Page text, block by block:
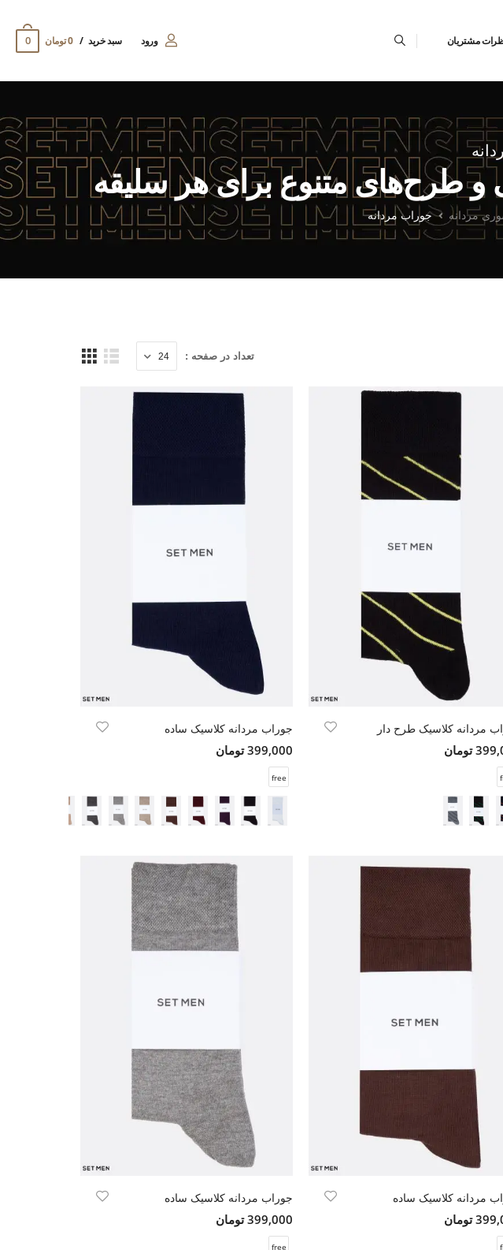
مشتریان ورود سبد خرید 0 تومان 0
طرح‌های متنوع برای هر سلیقه
مردانه جوراب مردانه
تعداد در صفحه :
مردانه کلاسیک طرح دار
تومان
جوراب مردانه کلاسیک ساده
399,000 تومان
free
مردانه کلاسیک ساده
تومان
جوراب مردانه کلاسیک ساده
399,000 تومان
free